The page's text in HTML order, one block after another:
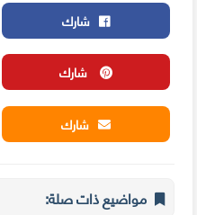
شارك
شارك
شارك
مواضيع ذات صلة: